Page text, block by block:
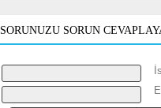
SORUNUZU SORUN